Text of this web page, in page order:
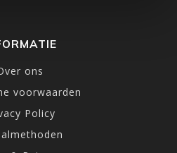
ons
voorwaarden
Policy